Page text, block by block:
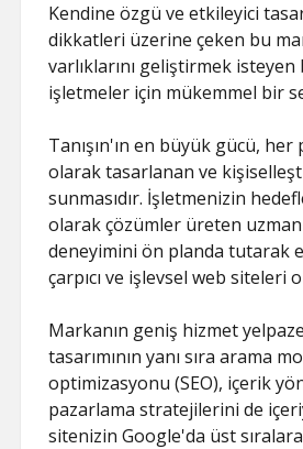
Kendine özgü ve etkileyici
dikkatleri üzerine çeken bu
varlıklarını geliştirmek
işletmeler için mükemmel bir
Tanışın'ın en büyük gücü,
olarak tasarlanan ve
sunmasıdır. İşletmenizin
olarak çözümler üreten uzman
deneyimini ön planda tutarak
çarpıcı ve işlevsel web siteleri
Markanın geniş hizmet
tasarımının yanı sıra arama
optimizasyonu (SEO), içerik
pazarlama stratejilerini de
sitenizin Google'da üst sıralara